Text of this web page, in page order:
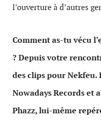
l’ouverture à d’autres
Comment as-tu vécu
? Depuis votre
des clips pour Nekfeu.
Nowadays Records et
Phazz, lui-même